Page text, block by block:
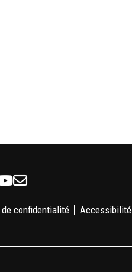
Youtube
Newsletter
confidentialité